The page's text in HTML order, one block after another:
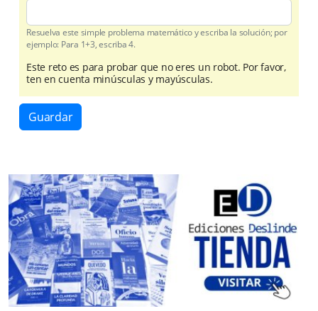
Resuelva este simple problema matemático y escriba la solución; por
ejemplo: Para 1+3, escriba 4.
Este reto es para probar que no eres un robot. Por favor,
ten en cuenta minúsculas y mayúsculas.
Guardar